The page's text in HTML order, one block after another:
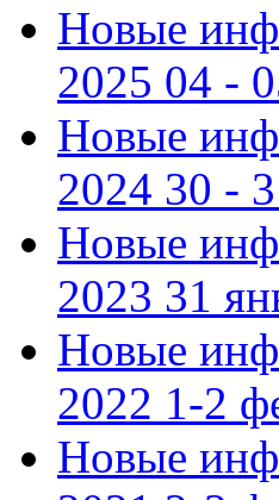
Новые
2025 04 -
Новые
2024 30 -
Новые
2023 31
Новые
2022 1-2
Новые